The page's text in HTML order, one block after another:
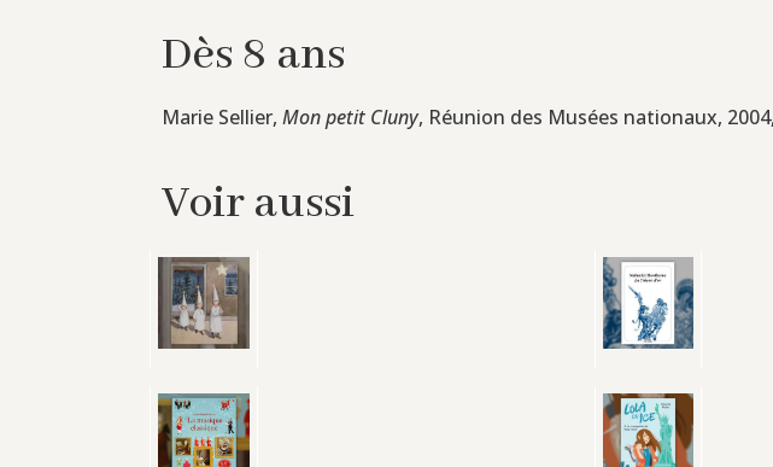
Dès 8 ans
Marie Sellier,Mon petit Cluny, Réunion des Musées nationaux,
Voir aussi